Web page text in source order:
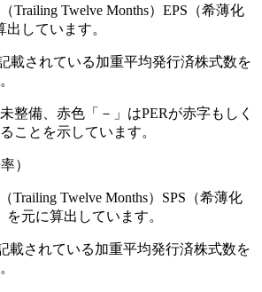
Trailing Twelve Months）EPS（希薄化
しています。
載されている加重平均発行済株式数を
整備、赤色「 － 」はPERが赤字もしく
ことを示しています。
）
Trailing Twelve Months）SPS（希薄化
元に算出しています。
載されている加重平均発行済株式数を